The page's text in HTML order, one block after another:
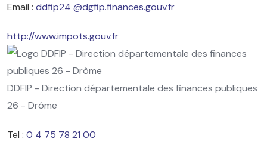
Email : ddfip24 @dgfip.finances.gouv.fr
http://www.impots.gouv.fr
DDFIP - Direction départementale des finances publiques
26 - Drôme
Tel : 0 4 75 78 21 00